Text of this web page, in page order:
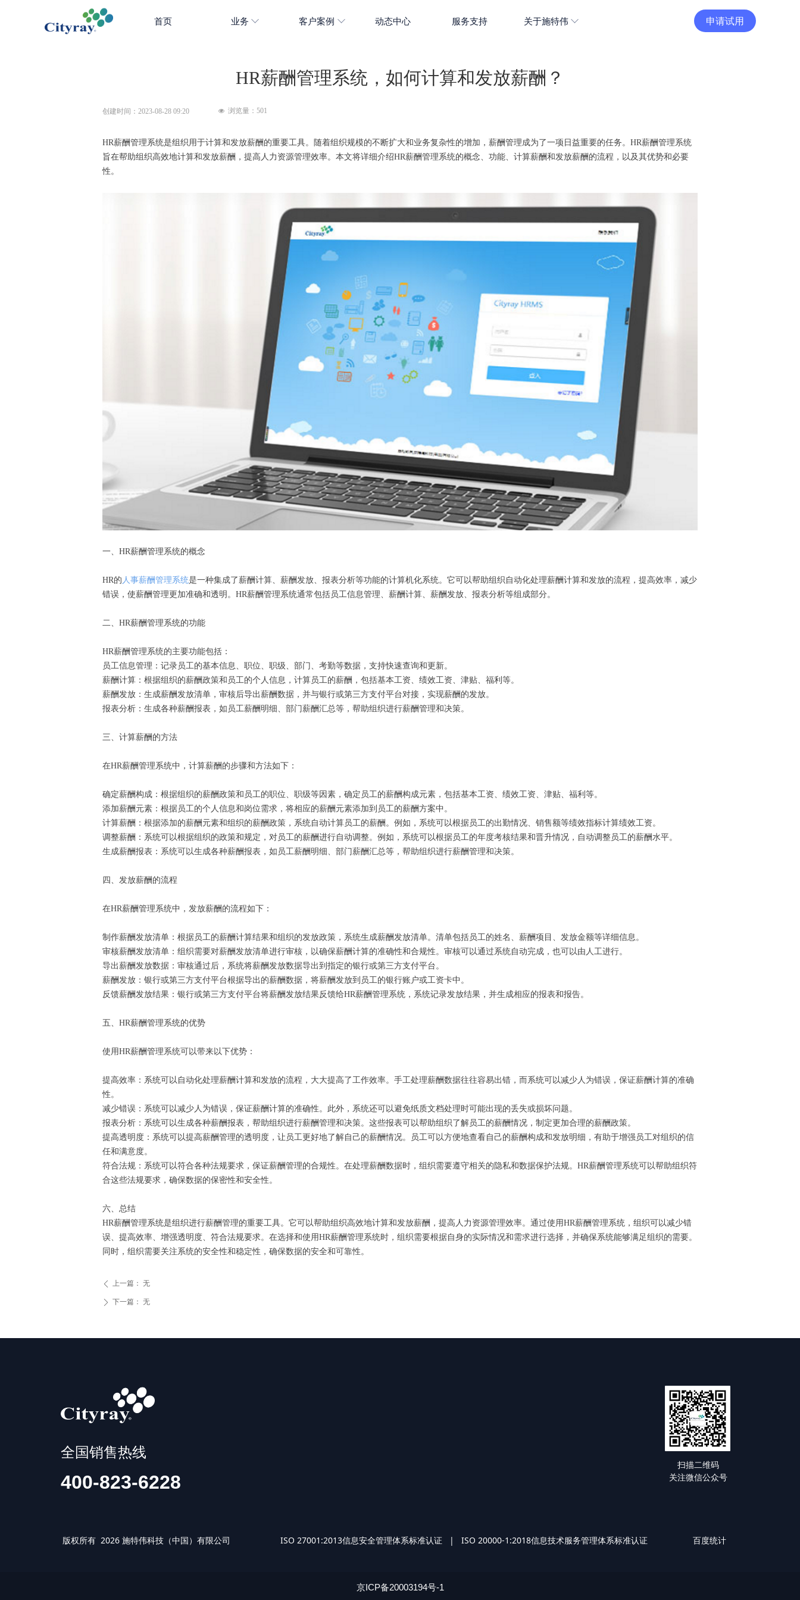
首页 业务 客户案例 动态中心 服务支持 关于施特伟 申请试用
HR薪酬管理系统，如何计算和发放薪酬？
HR薪酬管理系统是组织用于计算和发放薪酬的重要工具。随着组织规模的不断扩大和业务复杂性的增加，薪酬管理成为了一项日益重要的任务。HR薪酬管理系统
旨在帮助组织高效地计算和发放薪酬，提高人力资源管理效率。本文将详细介绍HR薪酬管理系统的概念、功能、计算薪酬和发放薪酬的流程，以及其优势和必要
性。
一、HR薪酬管理系统的概念
HR的 人事薪酬管理系统是一种集成了薪酬计算、薪酬发放、报表分析等功能的计算机化系统。它可以帮助组织自动化处理薪酬计算和发放的流程，提高效率，减少
错误，使薪酬管理更加准确和透明。HR薪酬管理系统通常包括员工信息管理、薪酬计算、薪酬发放、报表分析等组成部分。
二、HR薪酬管理系统的功能
HR薪酬管理系统的主要功能包括：
员工信息管理：记录员工的基本信息、职位、职级、部门、考勤等数据，支持快速查询和更新。
薪酬计算：根据组织的薪酬政策和员工的个人信息，计算员工的薪酬，包括基本工资、绩效工资、津贴、福利等。
薪酬发放：生成薪酬发放清单，审核后导出薪酬数据，并与银行或第三方支付平台对接，实现薪酬的发放。
报表分析：生成各种薪酬报表，如员工薪酬明细、部门薪酬汇总等，帮助组织进行薪酬管理和决策。
三、计算薪酬的方法
在HR薪酬管理系统中，计算薪酬的步骤和方法如下：
确定薪酬构成：根据组织的薪酬政策和员工的职位、职级等因素，确定员工的薪酬构成元素，包括基本工资、绩效工资、津贴、福利等。
添加薪酬元素：根据员工的个人信息和岗位需求，将相应的薪酬元素添加到员工的薪酬方案中。
计算薪酬：根据添加的薪酬元素和组织的薪酬政策，系统自动计算员工的薪酬。例如，系统可以根据员工的出勤情况、销售额等绩效指标计算绩效工资。
调整薪酬：系统可以根据组织的政策和规定，对员工的薪酬进行自动调整。例如，系统可以根据员工的年度考核结果和晋升情况，自动调整员工的薪酬水平。
生成薪酬报表：系统可以生成各种薪酬报表，如员工薪酬明细、部门薪酬汇总等，帮助组织进行薪酬管理和决策。
四、发放薪酬的流程
在HR薪酬管理系统中，发放薪酬的流程如下：
制作薪酬发放清单：根据员工的薪酬计算结果和组织的发放政策，系统生成薪酬发放清单。清单包括员工的姓名、薪酬项目、发放金额等详细信息。
审核薪酬发放清单：组织需要对薪酬发放清单进行审核，以确保薪酬计算的准确性和合规性。审核可以通过系统自动完成，也可以由人工进行。
导出薪酬发放数据：审核通过后，系统将薪酬发放数据导出到指定的银行或第三方支付平台。
薪酬发放：银行或第三方支付平台根据导出的薪酬数据，将薪酬发放到员工的银行账户或工资卡中。
反馈薪酬发放结果：银行或第三方支付平台将薪酬发放结果反馈给HR薪酬管理系统，系统记录发放结果，并生成相应的报表和报告。
五、HR薪酬管理系统的优势
使用HR薪酬管理系统可以带来以下优势：
提高效率：系统可以自动化处理薪酬计算和发放的流程，大大提高了工作效率。手工处理薪酬数据往往容易出错，而系统可以减少人为错误，保证薪酬计算的准确
性。
减少错误：系统可以减少人为错误，保证薪酬计算的准确性。此外，系统还可以避免纸质文档处理时可能出现的丢失或损坏问题。
报表分析：系统可以生成各种薪酬报表，帮助组织进行薪酬管理和决策。这些报表可以帮助组织了解员工的薪酬情况，制定更加合理的薪酬政策。
提高透明度：系统可以提高薪酬管理的透明度，让员工更好地了解自己的薪酬情况。员工可以方便地查看自己的薪酬构成和发放明细，有助于增强员工对组织的信
任和满意度。
符合法规：系统可以符合各种法规要求，保证薪酬管理的合规性。在处理薪酬数据时，组织需要遵守相关的隐私和数据保护法规。HR薪酬管理系统可以帮助组织符
合这些法规要求，确保数据的保密性和安全性。
六、总结
HR薪酬管理系统是组织进行薪酬管理的重要工具。它可以帮助组织高效地计算和发放薪酬，提高人力资源管理效率。通过使用HR薪酬管理系统，组织可以减少错
误、提高效率、增强透明度、符合法规要求。在选择和使用HR薪酬管理系统时，组织需要根据自身的实际情况和需求进行选择，并确保系统能够满足组织的需要。
同时，组织需要关注系统的安全性和稳定性，确保数据的安全和可靠性。
ꄴ 上一篇： 无
ꄲ 下一篇： 无
创建时间： 2023-08-28 09:20 넶 浏览量： 501
全国销售热线
扫描二维码
关注微信公众号
版权所有 2026 施特伟科技（中国）有限公司 ISO 27001:2013信息安全管理体系标准认证 | ISO 20000-1:2018信息技术服务管理体系标准认证 百度统计
400-823-6228
京ICP备20003194号-1